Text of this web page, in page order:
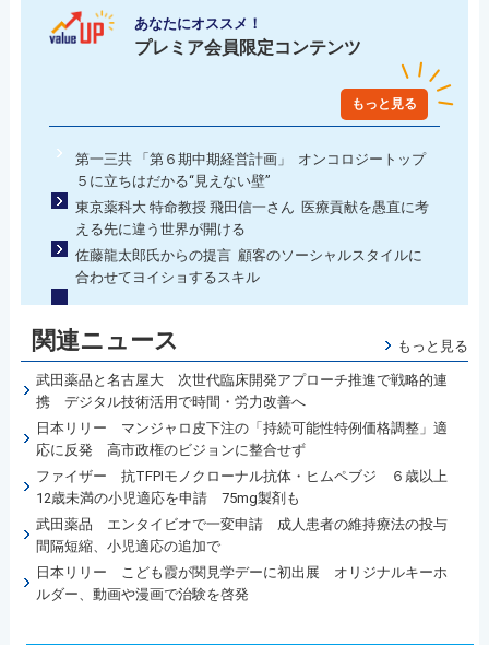
あなたにオススメ！
プレミア会員限定コンテンツ
もっと見る
第一三共 「第６期中期経営計画」 オンコロジートップ
５に立ちはだかる“見えない壁”
東京薬科大 特命教授 飛田信一さん 医療貢献を愚直に考
える先に違う世界が開ける
佐藤龍太郎氏からの提言 顧客のソーシャルスタイルに
合わせてヨイショするスキル
関連ニュース もっと見る
武田薬品と名古屋大 次世代臨床開発アプローチ推進で戦略的連
携 デジタル技術活用で時間・労力改善へ
日本リリー マンジャロ皮下注の「持続可能性特例価格調整」適
応に反発 高市政権のビジョンに整合せず
ファイザー 抗TFPIモノクローナル抗体・ヒムペブジ ６歳以上
12歳未満の小児適応を申請 75mg製剤も
武田薬品 エンタイビオで一変申請 成人患者の維持療法の投与
間隔短縮、小児適応の追加で
日本リリー こども霞が関見学デーに初出展 オリジナルキーホ
ルダー、動画や漫画で治験を啓発